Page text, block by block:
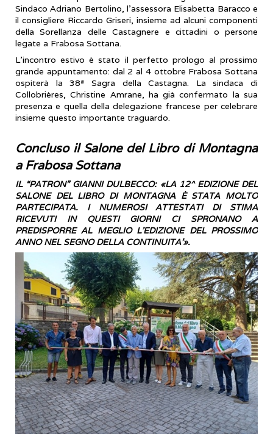
Sindaco Adriano Bertolino, l'assessora Elisabetta Baracco e
il consigliere Riccardo Griseri, insieme ad alcuni componenti
della Sorellanza delle Castagnere e cittadini o persone
legate a Frabosa Sottana.
​L'incontro estivo è stato il perfetto prologo al prossimo
grande appuntamento: dal 2 al 4 ottobre Frabosa Sottana
ospiterà la 38ª Sagra della Castagna. La sindaca di
Collobrières, Christine Amrane, ha già confermato la sua
presenza e quella della delegazione francese per celebrare
insieme questo importante traguardo.
Concluso il Salone del Libro di Montagna
a Frabosa Sottana
IL “PATRON” GIANNI DULBECCO: «LA 12^ EDIZIONE DEL
SALONE DEL LIBRO DI MONTAGNA È STATA MOLTO
PARTECIPATA. I NUMEROSI ATTESTATI DI STIMA
RICEVUTI IN QUESTI GIORNI CI SPRONANO A
PREDISPORRE AL MEGLIO L’EDIZIONE DEL PROSSIMO
ANNO NEL SEGNO DELLA CONTINUITA’».